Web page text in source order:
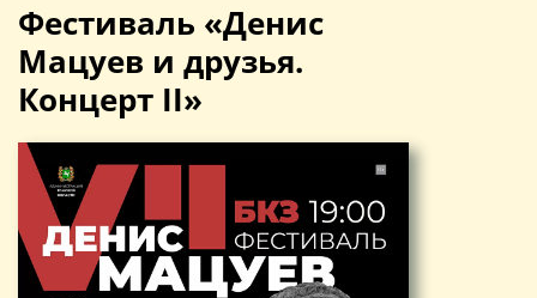
Фестиваль «Денис
Мацуев и друзья.
Концерт II»